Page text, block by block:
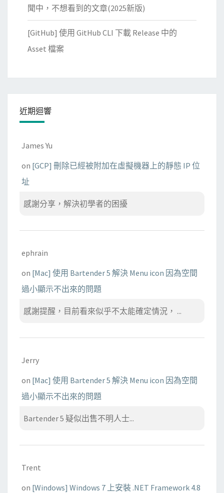
聞中，不想看到的文章(2025新版)
[GitHub] 使用 GitHub CLI 下載 Release 中的
Asset 檔案
近期迴響
James Yu
on [GCP] 刪除已經被附加在虛擬機器上的靜態 IP 位
址
感謝分享，解決初學者的困擾
ephrain
on [Mac] 使用 Bartender 5 解決 Menu icon 因為空間
過小顯示不出來的問題
感謝提醒，目前看來似乎不太能確定情況， ...
Jerry
on [Mac] 使用 Bartender 5 解決 Menu icon 因為空間
過小顯示不出來的問題
Bartender 5 疑似出售不明人士...
Trent
on [Windows] Windows 7 上安裝 .NET Framework 4.8